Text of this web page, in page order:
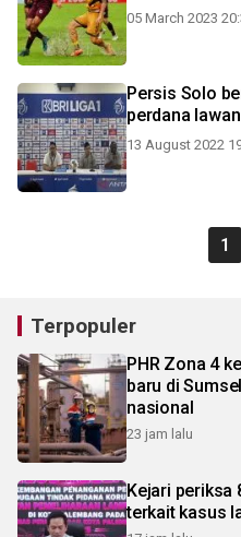
05 March 2023
Persis Solo bertekad raih kemenangan
perdana
13 August 2022
1
Terpopuler
PHR Zona 4
baru di
nasional
23 jam lalu
Kejari periksa
terkait kasus